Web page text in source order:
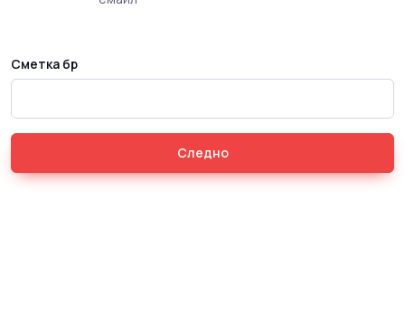
Сметка бр
Следно